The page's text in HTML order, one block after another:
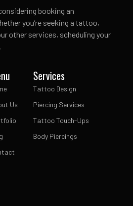
booking an
you’re seeking a tattoo,
other services, scheduling your
Us
Services
Tattoo Design
Piercing Services
Tattoo Touch-Ups
Body Piercings